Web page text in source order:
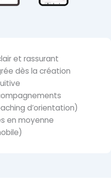
et rassurant
dès la création
d’orientation)
en moyenne